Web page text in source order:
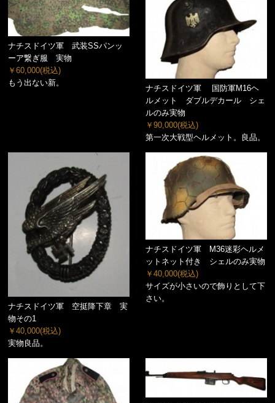
ナチスドイツ軍 武装SSパンッ
ーア繋ぎ服 実物
￥60,000(税込)
もう出ない新。
ナチスドイツ軍 国防軍M16ヘ
ルメット ダブルデカール シェ
ルのみ実物
￥90,000(税込)
第一次大戦型ヘルメット。良品。
ナチスドイツ軍 空挺降下章 実
物その1
￥40,000(税込)
実物良品。
ナチスドイツ軍 M36迷彩ヘルメ
ットネット付き シェルのみ実物
￥40,000(税込)
サイズが小さいので飾りとして下
さい。